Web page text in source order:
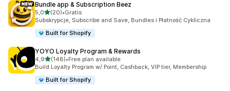
Bundle app & Subscription Beez
5,0na 5 gwiazdek
(20)
Łączna liczba recenzji: 20
•Gratis
Subskrypcje, Subscribe and Save, Bundles i Płatność Cykliczna
Built for Shopify
YOYO Loyalty Program & Rewards
4,9na 5 gwiazdek
(148)
Łączna liczba recenzji: 148
•Free plan available
Build Loyalty Program w/ Point, Cashback, VIP tier, Membership
Built for Shopify